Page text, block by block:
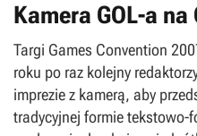
Kamera GOL-a
Targi Games Convention
roku po raz kolejny
imprezie z kamerą, aby
tradycyjnej formie tekstowo-